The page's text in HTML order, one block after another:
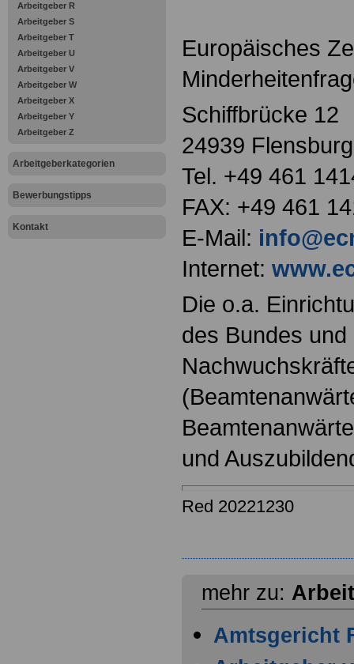
Arbeitgeber R
Arbeitgeber S
Arbeitgeber T
Arbeitgeber U
Arbeitgeber V
Arbeitgeber W
Arbeitgeber X
Arbeitgeber Y
Arbeitgeber Z
Arbeitgeberkategorien
Bewerbungstipps
Kontakt
Europäisches
Schiffbrücke 12
24939 Flensburg
Tel. +49 461
FAX: +49 461
E-Mail:
Internet:
Die o.a.
des Bundes und
und
Red 20221230
mehr zu:
Amtsgericht